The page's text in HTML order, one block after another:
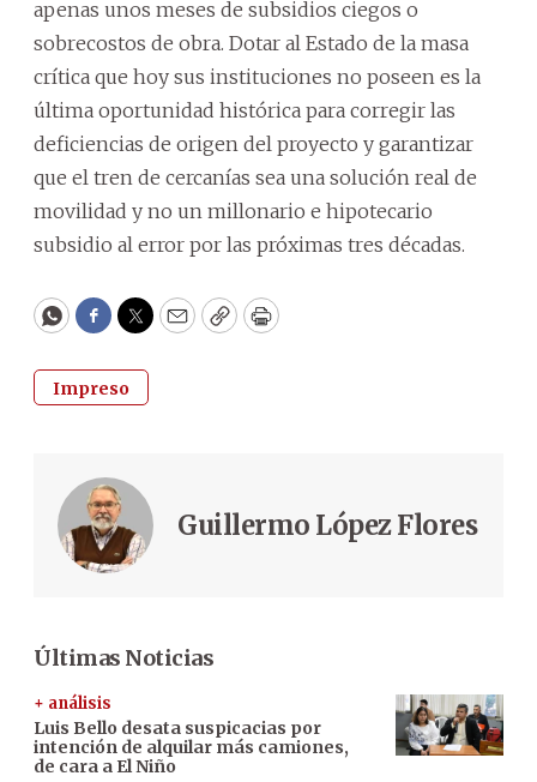
apenas unos meses de subsidios ciegos o
sobrecostos de obra. Dotar al Estado de la masa
crítica que hoy sus instituciones no poseen es la
última oportunidad histórica para corregir las
deficiencias de origen del proyecto y garantizar
que el tren de cercanías sea una solución real de
movilidad y no un millonario e hipotecario
subsidio al error por las próximas tres décadas.
WhatsApp
Facebook
Twitter
EmailCopyPrint
Impreso
Guillermo López Flores
Últimas Noticias
+ análisis
Luis Bello desata suspicacias por
intención de alquilar más camiones,
de cara a El Niño